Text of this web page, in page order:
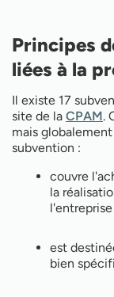
Principes
liées à la
Il existe 17
site de la CPAM.
mais globalement
subvention :
couvre
la
l'entreprise
est
bien